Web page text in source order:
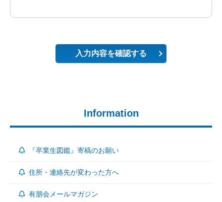
入力内容を確認する
Information
『卒業生図鑑』寄稿のお願い
住所・連絡先が変わった方へ
有朋会メールマガジン